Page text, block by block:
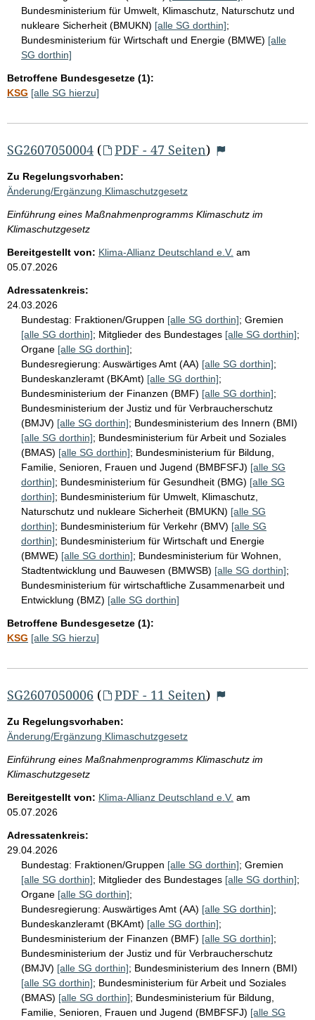
Bundesministerium für Umwelt, Klimaschutz, Naturschutz und
nukleare Sicherheit (BMUKN) [alle SG dorthin];
Bundesministerium für Wirtschaft und Energie (BMWE) [alle
SG dorthin]
Betroffene Bundesgesetze (1):
KSG [alle SG hierzu]
SG2607050004 ( PDF - 47 Seiten)
Zu Regelungsvorhaben:
Änderung/Ergänzung Klimaschutzgesetz
Einführung eines Maßnahmenprogramms Klimaschutz im
Klimaschutzgesetz
Bereitgestellt von: Klima-Allianz Deutschland e.V. am
05.07.2026
Adressatenkreis:
24.03.2026
Bundestag: Fraktionen/Gruppen [alle SG dorthin]; Gremien
[alle SG dorthin]; Mitglieder des Bundestages [alle SG dorthin];
Organe [alle SG dorthin];
Bundesregierung: Auswärtiges Amt (AA) [alle SG dorthin];
Bundeskanzleramt (BKAmt) [alle SG dorthin];
Bundesministerium der Finanzen (BMF) [alle SG dorthin];
Bundesministerium der Justiz und für Verbraucherschutz
(BMJV) [alle SG dorthin]; Bundesministerium des Innern (BMI)
[alle SG dorthin]; Bundesministerium für Arbeit und Soziales
(BMAS) [alle SG dorthin]; Bundesministerium für Bildung,
Familie, Senioren, Frauen und Jugend (BMBFSFJ) [alle SG
dorthin]; Bundesministerium für Gesundheit (BMG) [alle SG
dorthin]; Bundesministerium für Umwelt, Klimaschutz,
Naturschutz und nukleare Sicherheit (BMUKN) [alle SG
dorthin]; Bundesministerium für Verkehr (BMV) [alle SG
dorthin]; Bundesministerium für Wirtschaft und Energie
(BMWE) [alle SG dorthin]; Bundesministerium für Wohnen,
Stadtentwicklung und Bauwesen (BMWSB) [alle SG dorthin];
Bundesministerium für wirtschaftliche Zusammenarbeit und
Entwicklung (BMZ) [alle SG dorthin]
Betroffene Bundesgesetze (1):
KSG [alle SG hierzu]
SG2607050006 ( PDF - 11 Seiten)
Zu Regelungsvorhaben:
Änderung/Ergänzung Klimaschutzgesetz
Einführung eines Maßnahmenprogramms Klimaschutz im
Klimaschutzgesetz
Bereitgestellt von: Klima-Allianz Deutschland e.V. am
05.07.2026
Adressatenkreis:
29.04.2026
Bundestag: Fraktionen/Gruppen [alle SG dorthin]; Gremien
[alle SG dorthin]; Mitglieder des Bundestages [alle SG dorthin];
Organe [alle SG dorthin];
Bundesregierung: Auswärtiges Amt (AA) [alle SG dorthin];
Bundeskanzleramt (BKAmt) [alle SG dorthin];
Bundesministerium der Finanzen (BMF) [alle SG dorthin];
Bundesministerium der Justiz und für Verbraucherschutz
(BMJV) [alle SG dorthin]; Bundesministerium des Innern (BMI)
[alle SG dorthin]; Bundesministerium für Arbeit und Soziales
(BMAS) [alle SG dorthin]; Bundesministerium für Bildung,
Familie, Senioren, Frauen und Jugend (BMBFSFJ) [alle SG